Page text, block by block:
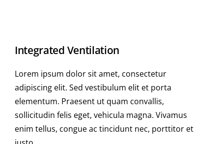
Integrated Ventilation
Lorem ipsum dolor sit amet, consectetur
adipiscing elit. Sed vestibulum elit et porta
elementum. Praesent ut quam convallis,
sollicitudin felis eget, vehicula magna. Vivamus
enim tellus, congue ac tincidunt nec, porttitor et